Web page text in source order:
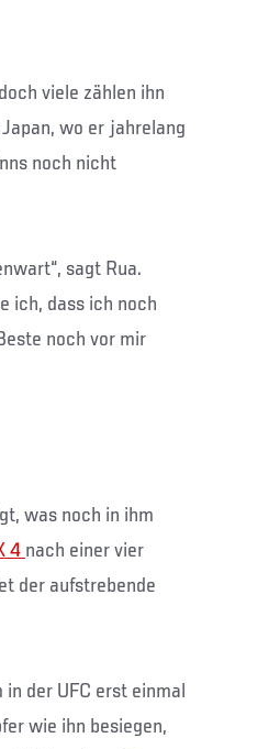
viele zählen ihn
wo er jahrelang
noch nicht
sagt Rua.
ich, dass ich noch
noch vor mir
was noch in ihm
4 nach einer vier
der aufstrebende
der UFC erst einmal
wie ihn besiegen,